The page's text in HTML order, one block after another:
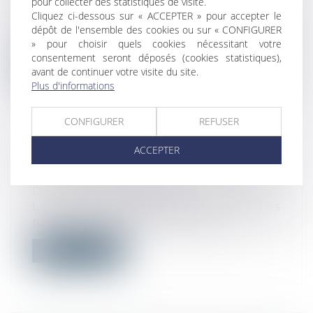
protection sociale
Une aide exceptionnelle de 1 000 € est
versée aux demandeurs d'emploi de long...
Lire la suite
ACHAT D'OBJET DÉFECTUEUX: UN
Cliquez ci-dessous sur « ACCEPTER » pour accepter le
dépôt de l'ensemble des cookies ou sur « CONFIGURER
» pour choisir quels cookies nécessitant votre
consentement seront déposés (cookies statistiques),
avant de continuer votre visite du site.
Plus d'informations
CONFIGURER REFUSER
ACCEPTER